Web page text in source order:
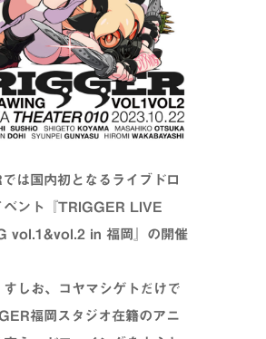
は国内初となるライブドロ
ベント『TRIGGER LIVE
vol.1&vol.2 in 福岡』の開催
すしお、コヤマシゲトだけで
福岡スタジオ在籍のアニ